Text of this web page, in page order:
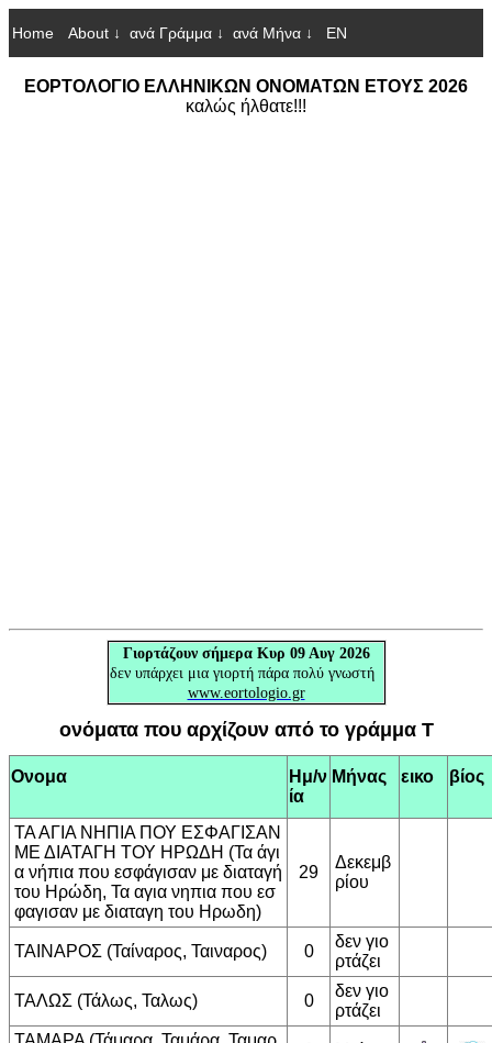
Home About ↓ ανά Γράμμα ↓ ανά Μήνα ↓ EN
ΕΟΡΤΟΛΟΓΙΟ ΕΛΛΗΝΙΚΩΝ ΟΝΟΜΑΤΩΝ ΕΤΟΥΣ 2026
καλώς ήλθατε!!!
Γιορτάζουν σήμερα Κυρ 09 Αυγ 2026
δεν υπάρχει μια γιορτή πάρα πολύ γνωστή
www.eortologio.gr
ονόματα που αρχίζουν από το γράμμα Τ
Ονομα
Ημ/ν
ία
Μήνας εικο βίος
ΤΑ ΑΓΙΑ ΝΗΠΙΑ ΠΟΥ ΕΣΦΑΓΙΣΑΝ
ΜΕ ΔΙΑΤΑΓΗ ΤΟΥ ΗΡΩΔΗ (Τα άγι
α νήπια που εσφάγισαν με διαταγή
του Ηρώδη, Τα αγια νηπια που εσ
φαγισαν με διαταγη του Ηρωδη)
29
Δεκεμβ
ρίου
ΤΑΙΝΑΡΟΣ (Ταίναρος, Ταιναρος) 0
δεν γιο
ρτάζει
ΤΑΛΩΣ (Τάλως, Ταλως) 0
δεν γιο
ρτάζει